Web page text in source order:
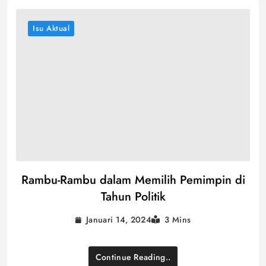
Isu Aktual
Rambu-Rambu dalam Memilih Pemimpin di
Tahun Politik
Januari 14, 2024 3 Mins
Continue Reading..